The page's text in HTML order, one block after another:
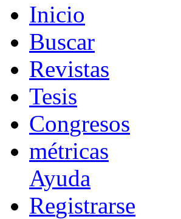
Inicio
Buscar
Revistas
Tesis
Congresos
métricas
Ayuda
Registrarse